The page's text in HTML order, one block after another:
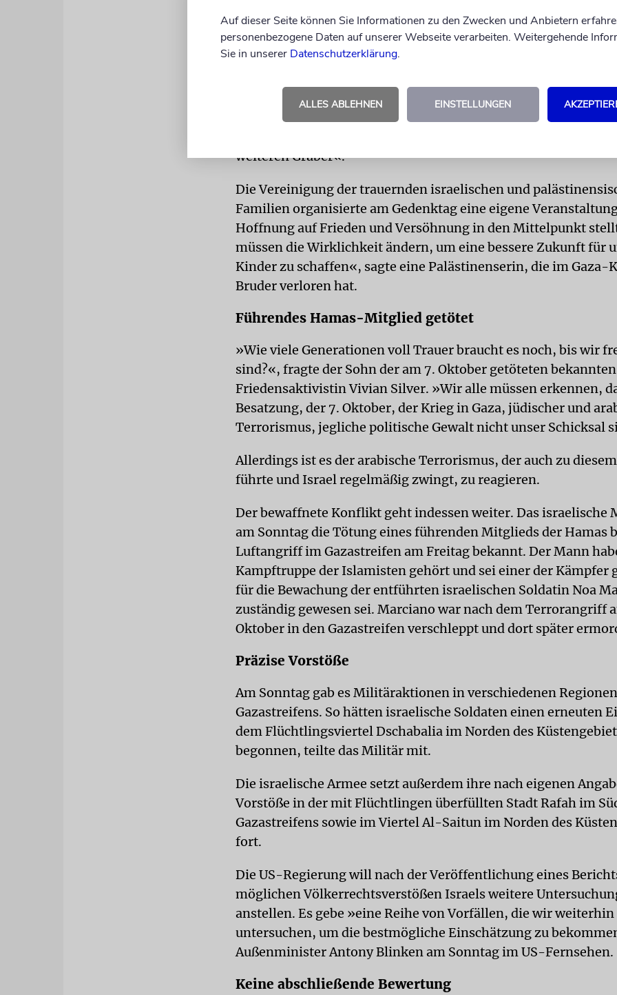
verübten. Sie ermordeten 1200 Menschen, nahmen 250 weitere
und verschleppten sie in den Gazastreifen. Auch
Angehörige der Geiseln versammelten sich am Sonntagabend
Hauptquartier der Armee in Tel Aviv. Viele von ihnen trugen
weiteren Gräber«.
Die Vereinigung der trauernden israelischen und
Familien organisierte am Gedenktag eine eigene
Hoffnung auf Frieden und Versöhnung in den Mittelpunkt
müssen die Wirklichkeit ändern, um eine bessere Zukunft für
Kinder zu schaffen«, sagte eine Palästinenserin, die im Gaza-
Bruder verloren hat.
Führendes Hamas-Mitglied getötet
»Wie viele Generationen voll Trauer braucht es noch, bis wir
sind?«, fragte der Sohn der am 7. Oktober getöteten bekannten
Friedensaktivistin Vivian Silver. »Wir alle müssen erkennen,
Besatzung, der 7. Oktober, der Krieg in Gaza, jüdischer und
Terrorismus, jegliche politische Gewalt nicht unser Schicksal
Allerdings ist es der arabische Terrorismus, der auch zu
führte und Israel regelmäßig zwingt, zu reagieren.
Der bewaffnete Konflikt geht indessen weiter. Das israelische
am Sonntag die Tötung eines führenden Mitglieds der Hamas
Luftangriff im Gazastreifen am Freitag bekannt. Der Mann
Kampftruppe der Islamisten gehört und sei einer der Kämpfer
für die Bewachung der entführten israelischen Soldatin Noa
zuständig gewesen sei. Marciano war nach dem Terrorangriff
Oktober in den Gazastreifen verschleppt und dort später
Präzise Vorstöße
Am Sonntag gab es Militäraktionen in verschiedenen
Gazastreifens. So hätten israelische Soldaten einen erneuten
dem Flüchtlingsviertel Dschabalia im Norden des
begonnen, teilte das Militär mit.
Die israelische Armee setzt außerdem ihre nach eigenen
Vorstöße in der mit Flüchtlingen überfüllten Stadt Rafah im
Gazastreifens sowie im Viertel Al-Saitun im Norden des
fort.
Die US-Regierung will nach der Veröffentlichung eines
möglichen Völkerrechtsverstößen Israels weitere
anstellen. Es gebe »eine Reihe von Vorfällen, die wir weiterhin
untersuchen, um die bestmögliche Einschätzung zu
Außenminister Antony Blinken am Sonntag im US-Fernsehen.
Keine abschließende Bewertung
Auf dieser Seite können Sie Informationen zu den Zwecken und Anbietern
personenbezogene Daten auf unserer Webseite verarbeiten. Weitergehende
Sie in unserer Datenschutzerklärung.
ALLES ABLEHNEN EINSTELLUNGEN